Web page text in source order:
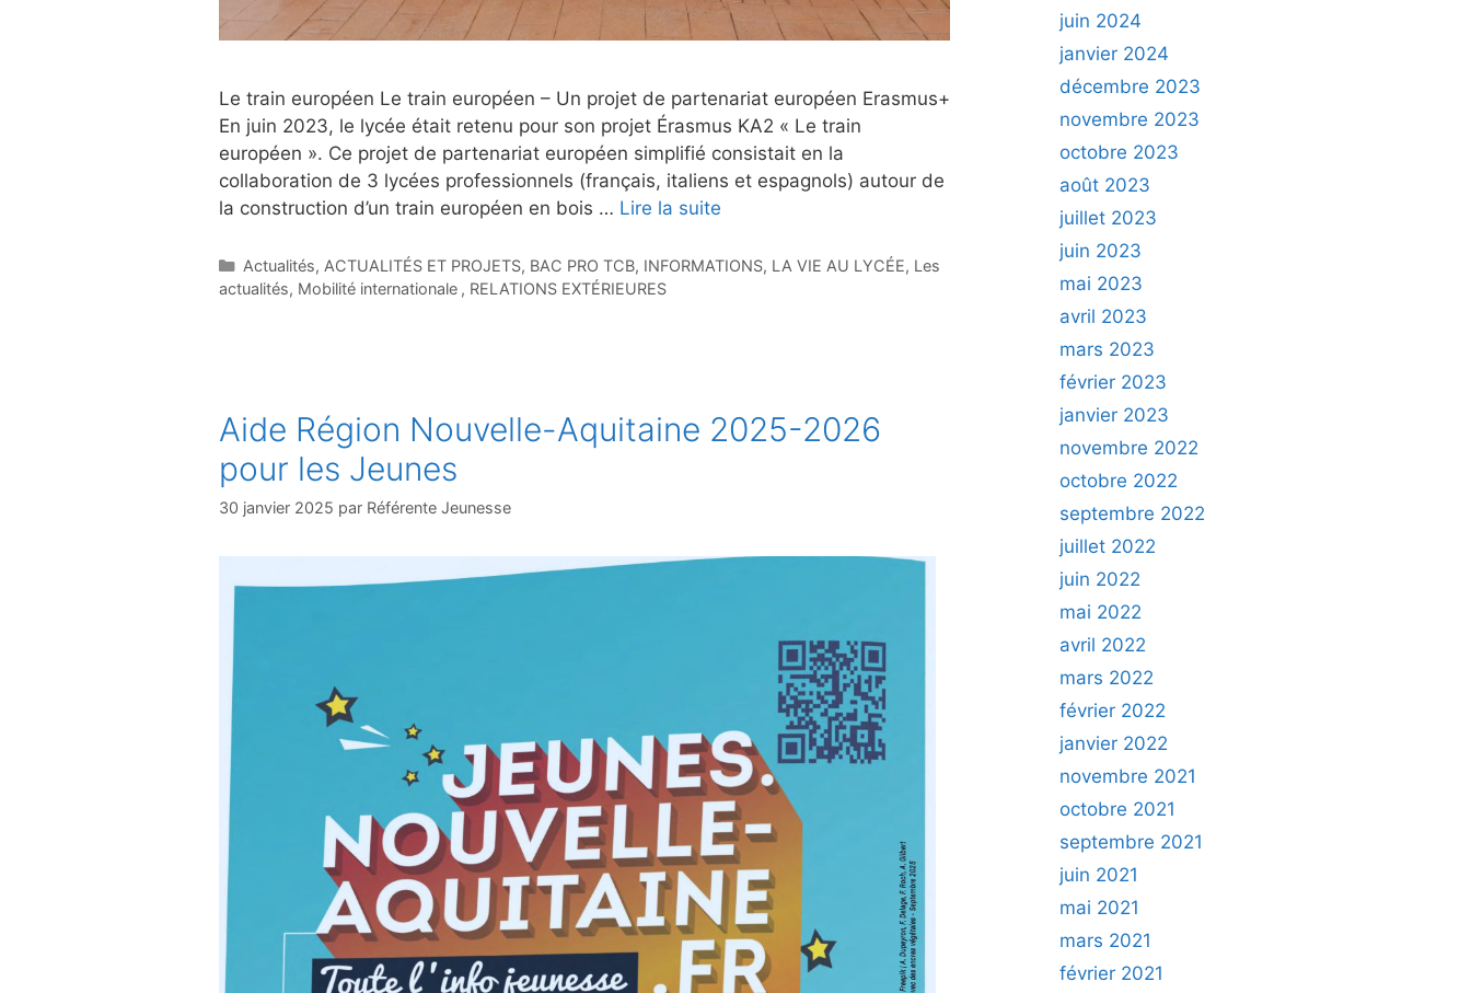
Le train européen Le train européen – Un projet de partenariat européen Erasmus+
En juin 2023, le lycée était retenu pour son projet Érasmus KA2 « Le train
européen ». Ce projet de partenariat européen simplifié consistait en la
collaboration de 3 lycées professionnels (français, italiens et espagnols) autour de
la construction d’un train européen en bois … Lire la suite
Catégories
Actualités, ACTUALITÉS ET PROJETS, BAC PRO TCB, INFORMATIONS, LA VIE AU LYCÉE, Les
actualités, Mobilité internationale , RELATIONS EXTÉRIEURES
Aide Région Nouvelle-Aquitaine 2025-2026
pour les Jeunes
30 janvier 2025 par Référente Jeunesse
juin 2024
janvier 2024
décembre 2023
novembre 2023
octobre 2023
août 2023
juillet 2023
juin 2023
mai 2023
avril 2023
mars 2023
février 2023
janvier 2023
novembre 2022
octobre 2022
septembre 2022
juillet 2022
juin 2022
mai 2022
avril 2022
mars 2022
février 2022
janvier 2022
novembre 2021
octobre 2021
septembre 2021
juin 2021
mai 2021
mars 2021
février 2021